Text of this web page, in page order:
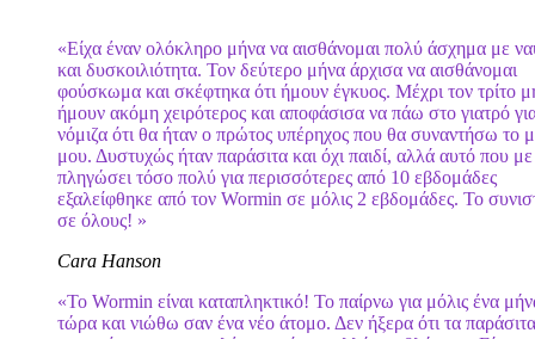
«Είχα έναν ολόκληρο μήνα να αισθάνομαι πολύ άσχημα με
και δυσκοιλιότητα. Τον δεύτερο μήνα άρχισα να αισθάνομαι
φούσκωμα και σκέφτηκα ότι ήμουν έγκυος. Μέχρι τον τρίτο
ήμουν ακόμη χειρότερος και αποφάσισα να πάω στο γιατρό
νόμιζα ότι θα ήταν ο πρώτος υπέρηχος που θα συναντήσω το
μου. Δυστυχώς ήταν παράσιτα και όχι παιδί, αλλά αυτό που με
πληγώσει τόσο πολύ για περισσότερες από 10 εβδομάδες
εξαλείφθηκε από τον Wormin σε μόλις 2 εβδομάδες. Το
σε όλους! »
Cara Hanson
«Το Wormin είναι καταπληκτικό! Το παίρνω για μόλις ένα
τώρα και νιώθω σαν ένα νέο άτομο. Δεν ήξερα ότι τα